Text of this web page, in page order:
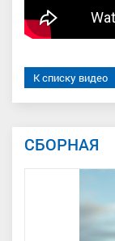
К списку видео
СБОРНАЯ